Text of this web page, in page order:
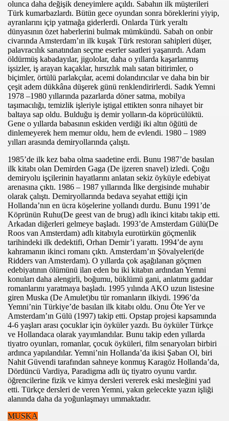
olunca daha değişik deneyimlere açıldı. Sabahın ilk müşterileri
Türk kumarbazlardı. Bütün gece oyundan sonra böreklerini yiyip,
ayranlarını içip yatmağa giderlerdi. Onlarda Türk yeraltı
dünyasının özet haberlerini bulmak mümkündü. Sabah on onbir
civarında Amsterdam’ın ilk kuşak Türk restoran sahipleri düşer,
palavracılık sanatından seçme eserler saatleri yaşanırdı. Adam
öldürmüş kabadayılar, jigololar, daha o yıllarda kaşarlanmış
işsizler, iş arayan kaçaklar, hırsızlık malı satan bitirimler, o
biçimler, örtülü parlakçılar, acemi dolandırıcılar ve daha bin bir
çeşit adem dükkâna düşerek günü renklendirirlerdi. Sadık Yemni
1978 –1980 yıllarında pazarlarda döner satma, mobilya
taşımacılığı, temizlik işleriyle iştigal ettikten sonra nihayet bir
baltaya sap oldu. Bulduğu iş demir yolların-da köprücülüktü.
Gene o yıllarda babasının eskiden verdiği iki altın öğütü de
dinlemeyerek hem memur oldu, hem de evlendi. 1980 – 1989
yılları arasında demiryollarında çalıştı.
1985’de ilk kez baba olma saadetine erdi. Bunu 1987’de basılan
ilk kitabı olan Demirden Gaga (De ijzeren snavel) izledi. Çoğu
demiryolu işçilerinin hayatlarını anlatan sekiz öyküyle edebiyat
arenasına çıktı. 1986 – 1987 yıllarında İlke dergisinde muhabir
olarak çalıştı. Demiryollarında bedava seyahat ettiği için
Hollanda’nın en ücra köşelerine yollandı durdu. Bunu 1991’de
Köprünün Ruhu(De geest van de brug) adlı ikinci kitabı takip etti.
Arkadan diğerleri gelmeye başladı. 1993’de Amsterdam Gülü(De
Roos van Amsterdam) adlı kitabıyla eurotürkün göçmenlik
tarihindeki ilk dedektifi, Orhan Demir’i yarattı. 1994’de aynı
kahramanın ikinci romanı çıktı. Amsterdam’ın Şövalyeleri(de
Ridders van Amsterdam). O yıllarda çok aşağılanan göçmen
edebiyatının ölümünü ilan eden bu iki kitabın ardından Yemni
konuları daha alengirli, boğumu, büklümü gani, anlatımı gaddar
romanlarını yaratmaya başladı. 1995 yılında AKO uzun listesine
giren Muska (De Amulet)bu tür romanların ilkiydi. 1996’da
Yemni’nin Türkiye’de basılan ilk kitabı oldu. Onu Öte Yer ve
Amsterdam’ın Gülü (1997) takip etti. Opstap projesi kapsamında
4-6 yaşları arası çocuklar için öyküler yazdı. Bu öyküler Türkçe
ve Hollandaca olarak yayımlandılar. Bunu takip eden yıllarda
tiyatro oyunları, romanlar, çocuk öyküleri, film senaryoları birbiri
ardınca yapılandılar. Yemni’nin Hollanda’da ikisi Şaban Ol, biri
Nahit Güvendi tarafından sahneye konmuş Karagöz Hollanda’da,
Dördüncü Vardiya, Paradigma adlı üç tiyatro oyunu vardır.
öğrencilerine fizik ve kimya dersleri vererek eski mesleğini yad
etti. Türkçe dersleri de veren Yemni, yakın gelecekte yazın işliği
alanında daha da yoğunlaşmayı ummaktadır.
MUSKA
LİEN